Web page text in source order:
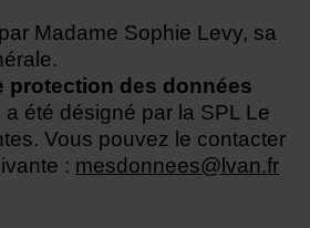
Madame Sophie Levy, sa
protection des données
a été désigné par la SPL Le
Vous pouvez le contacter
: mesdonnees@lvan.fr